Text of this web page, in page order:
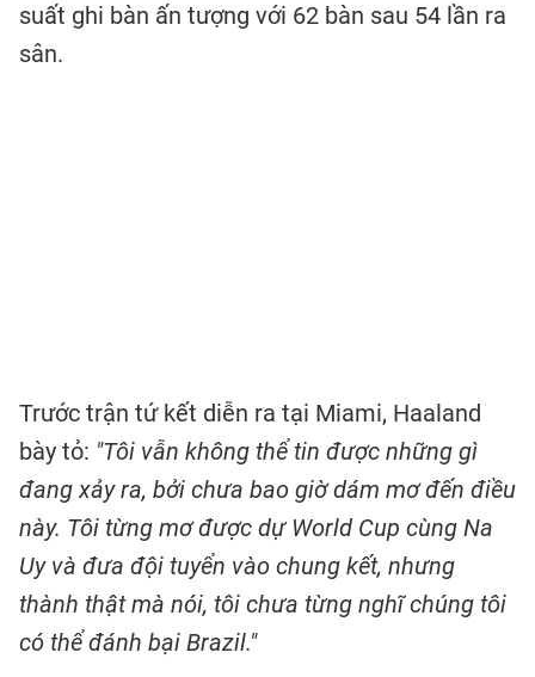
suất ghi bàn ấn tượng với 62 bàn sau 54 lần ra
sân.
Trước trận tứ kết diễn ra tại Miami, Haaland
bày tỏ: "Tôi vẫn không thể tin được những gì
đang xảy ra, bởi chưa bao giờ dám mơ đến điều
này. Tôi từng mơ được dự World Cup cùng Na
Uy và đưa đội tuyển vào chung kết, nhưng
thành thật mà nói, tôi chưa từng nghĩ chúng tôi
có thể đánh bại Brazil."